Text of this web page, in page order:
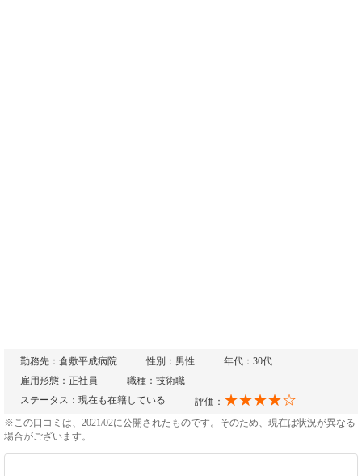
勤務先：倉敷平成病院 性別：男性
年代：30代
雇用形態：正社員
職種：技術職
ステータス：現在も在籍している
評価： ★★★★☆
※この口コミは、2021/02に公開されたものです。そのため、現在は状況が異なる
場合がございます。